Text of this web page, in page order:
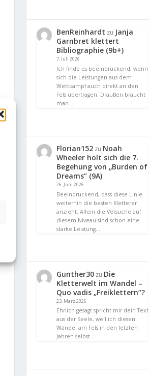
BenReinhardt zu Janja
Garnbret klettert
Bibliographie (9b+)
7. Juli 2026
Ich finde es beeindruckend, wenn
sich die Leistungen aus dem
Wettkampf auch direkt an den
Fels übertragen. Draußen braucht
man…
Florian152 zu Noah
Wheeler holt sich die 7.
Begehung von „Burden of
Dreams“ (9A)
26. Juni 2026
Beeindruckend, dass diese Linie
weiterhin die besten Kletterer
anzieht. Allein die Versuche auf
diesem Niveau sind schon eine
starke Leistung.…
Gunther30 zu Die
Kletterwelt im Wandel –
Quo vadis „Freiklettern“?
23. März 2026
Ehrlich gesagt spricht mir dein Text
aus der Seele, weil ich diesen
Wandel am Fels in den letzten
Jahren selbst…